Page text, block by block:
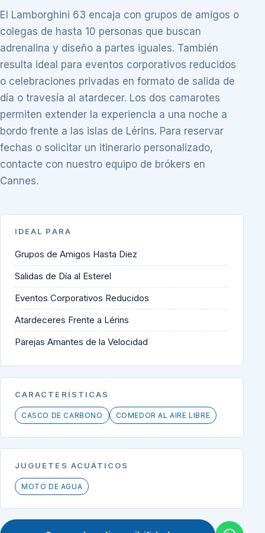
El Lamborghini 63 encaja con grupos de amigos o
colegas de hasta 10 personas que buscan
adrenalina y diseño a partes iguales. También
resulta ideal para eventos corporativos reducidos
o celebraciones privadas en formato de salida de
día o travesía al atardecer. Los dos camarotes
permiten extender la experiencia a una noche a
bordo frente a las islas de Lérins. Para reservar
fechas o solicitar un itinerario personalizado,
contacte con nuestro equipo de brókers en
Cannes.
IDEAL PARA
Grupos de Amigos Hasta Diez
Salidas de Día al Esterel
Eventos Corporativos Reducidos
Atardeceres Frente a Lérins
Parejas Amantes de la Velocidad
CARACTERÍSTICAS
CASCO DE CARBONO COMEDOR AL AIRE LIBRE
JUGUETES ACUÁTICOS
MOTO DE AGUA